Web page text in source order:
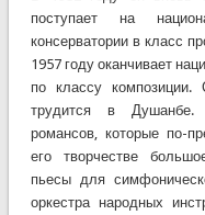
поступает на
консерватории в класс
1957 году оканчивает
по классу
трудится в
романсов, которые по-
его творчестве
пьесы для
оркестра народных